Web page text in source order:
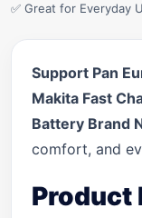
✅ Great for Everyday
Support Pan
Makita Fast
Battery Brand
comfort, and
Product